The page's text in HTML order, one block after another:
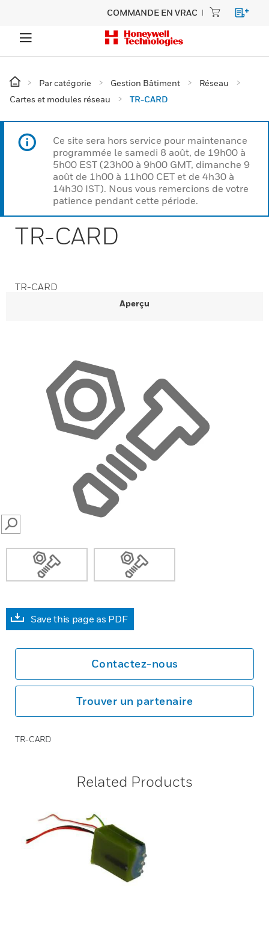
COMMANDE EN VRAC
Par catégorie Gestion Bâtiment
Réseau
Cartes et modules réseau
TR-CARD
Ce site sera hors service pour maintenance
programmée le samedi 8 août, de 19h00 à
5h00 EST (23h00 à 9h00 GMT, dimanche 9
août de 1h00 à 11h00 CET et de 4h30 à
14h30 IST). Nous vous remercions de votre
patience pendant cette période.
TR-CARD
TR-CARD
Aperçu
SEARCH
Save this page as PDF
Contactez-nous
Trouver un partenaire
TR-CARD
Related Products